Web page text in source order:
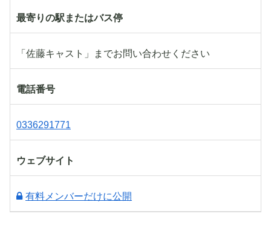
最寄りの駅またはバス停
「佐藤キャスト」までお問い合わせください
電話番号
0336291771
ウェブサイト
有料メンバーだけに公開